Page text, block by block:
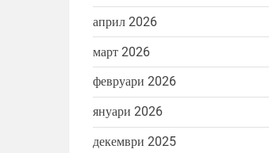
април 2026
март 2026
февруари 2026
януари 2026
декември 2025